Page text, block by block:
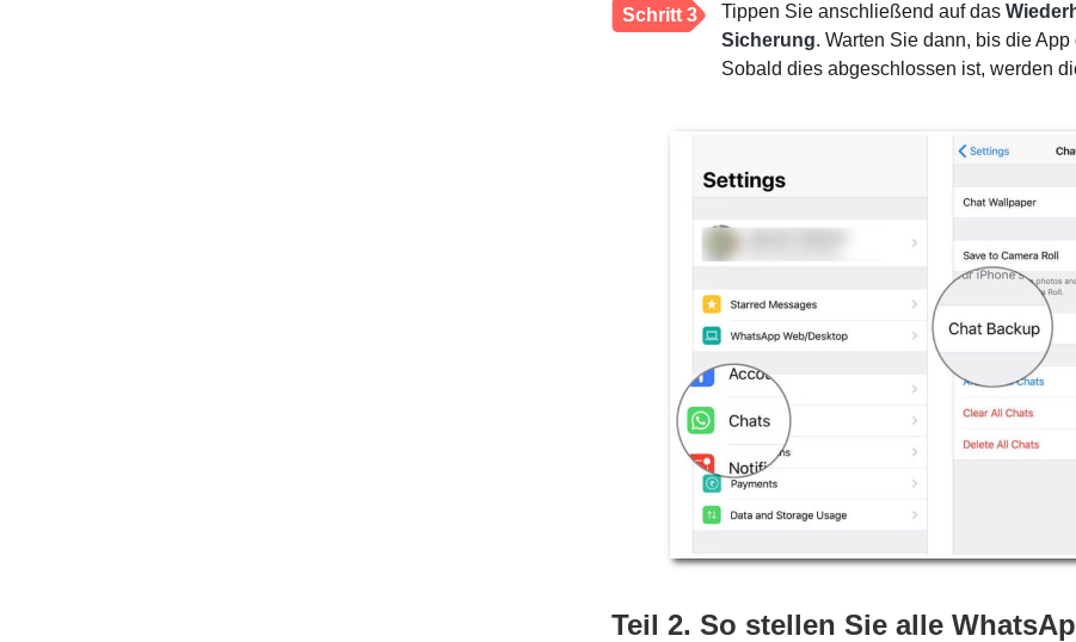
Schritt 3 Tippen Sie anschließend auf das
Sicherung. Warten Sie dann, bis die
Sobald dies abgeschlossen ist, werden
Teil 2. So stellen Sie alle